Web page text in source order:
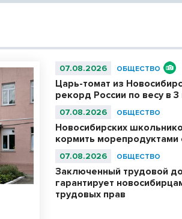
07.08.2026 ОБЩЕСТВО
Царь-томат из
рекорд России по весу в 3
07.08.2026 ОБЩЕСТВО
Новосибирских
кормить морепродуктами
07.08.2026 ОБЩЕСТВО
Заключенный трудовой
гарантирует
трудовых прав